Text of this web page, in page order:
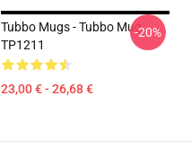
Tubbo Mugs - Tubbo Mug
TP1211
23,00 € - 26,68 €
-20%